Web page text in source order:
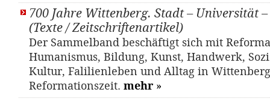
700 Jahre Wittenberg. Stadt – Universität
(Texte / Zeitschriftenartikel)
Der Sammelband beschäftigt sich mit
Humanismus, Bildung, Kunst, Handwerk,
Kultur, Falilienleben und Alltag in
Reformationszeit. mehr »